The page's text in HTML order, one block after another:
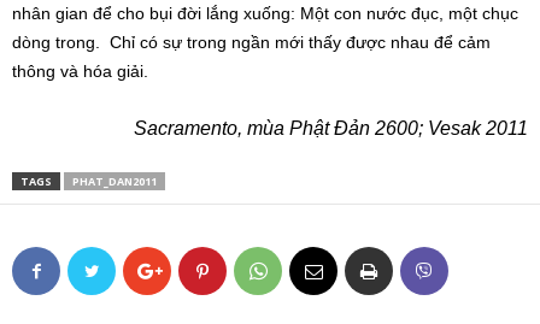
nhân gian để cho bụi đời lắng xuống: Một con nước đục, một chục
dòng trong. Chỉ có sự trong ngần mới thấy được nhau để cảm
thông và hóa giải.
Sacramento, mùa Phật Đản 2600; Vesak 2011
TAGS PHAT_DAN2011